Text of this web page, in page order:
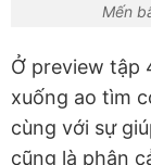
Mến
Ở preview tập
xuống ao tìm
cùng với sự
cũng là phân